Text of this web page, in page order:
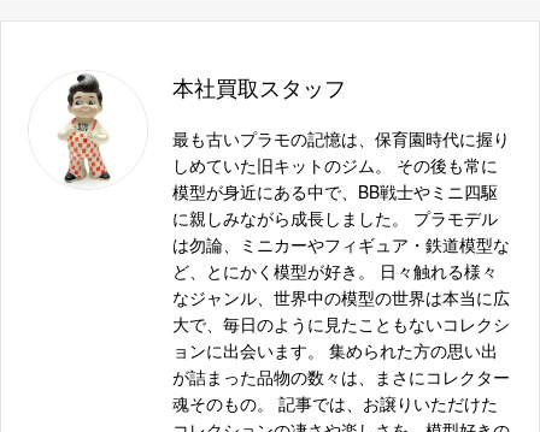
タミヤ 1/12 マルティーニ ポルシェ 935 ターボ
バンダイ 1/16 フォード モデル G.T.40 8088
モデラーズ 1/24 チーム オレカ バイパー GTS R
レジンキャストキット 6426
4986573064266
フジミ 1/16 ケーニッヒ カウンタック スペシャル
4968728101446
LS 1/16 BMW 3.5CSL
モノグラム 1/24 Snake & Mongoose Combo 031445068584
フジミ 1/16 ランボルギーニ カウンタック 25th ア
4968728101132
本社買取スタッフ
最も古いプラモの記憶は、保育園時代に握り
しめていた旧キットのジム。 その後も常に
模型が身近にある中で、BB戦士やミニ四駆
に親しみながら成長しました。 プラモデル
は勿論、ミニカーやフィギュア・鉄道模型な
ど、とにかく模型が好き。 日々触れる様々
なジャンル、世界中の模型の世界は本当に広
大で、毎日のように見たこともないコレクシ
ョンに出会います。 集められた方の思い出
が詰まった品物の数々は、まさにコレクター
魂そのもの。 記事では、お譲りいただけた